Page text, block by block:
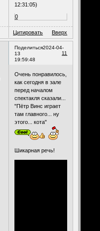
12:31:05)
0
Цитировать Вверх
Поделиться
11
2024-04-
13
19:59:48
Очень понравилось,
как сегодня в зале
перед началом
спектакля сказали...
"Пётр Винс играет
там главного... ну
этого... кота"
Шикарная речь!